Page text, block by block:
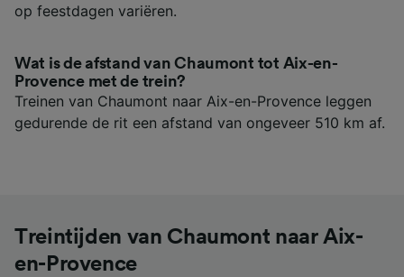
op feestdagen variëren.
Wat is de afstand van Chaumont tot Aix-en-
Provence met de trein?
Treinen van Chaumont naar Aix-en-Provence leggen
gedurende de rit een afstand van ongeveer 510 km af.
Treintijden van Chaumont naar Aix-
en-Provence